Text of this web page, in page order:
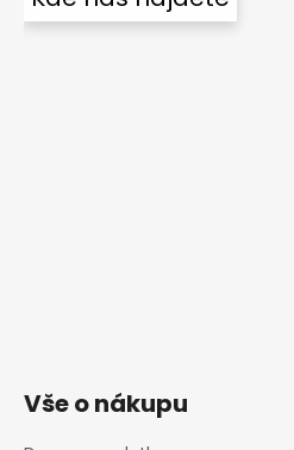
Vše o nákupu